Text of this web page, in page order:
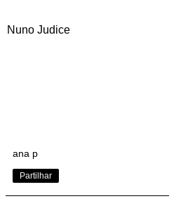
Nuno Judice
ana p
Partilhar